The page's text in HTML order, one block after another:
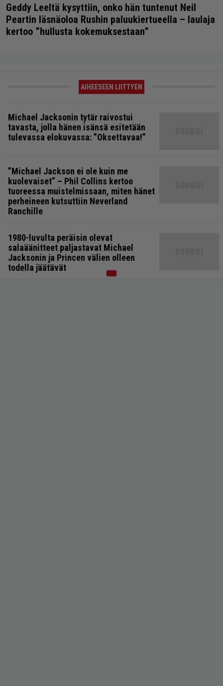
Geddy Leeltä kysyttiin, onko hän tuntenut Neil
Peartin läsnäoloa Rushin paluukiertueella – laulaja
kertoo ”hullusta kokemuksestaan”
AIHEESEEN LIITTYEN
Michael Jacksonin tytär raivostui
tavasta, jolla hänen isänsä esitetään
tulevassa elokuvassa: ”Oksettavaa!”
”Michael Jackson ei ole kuin me
kuolevaiset” – Phil Collins kertoo
tuoreessa muistelmissaan, miten hänet
perheineen kutsuttiin Neverland
Ranchille
1980-luvulta peräisin olevat
salaäänitteet paljastavat Michael
Jacksonin ja Princen välien olleen
todella jäätävät